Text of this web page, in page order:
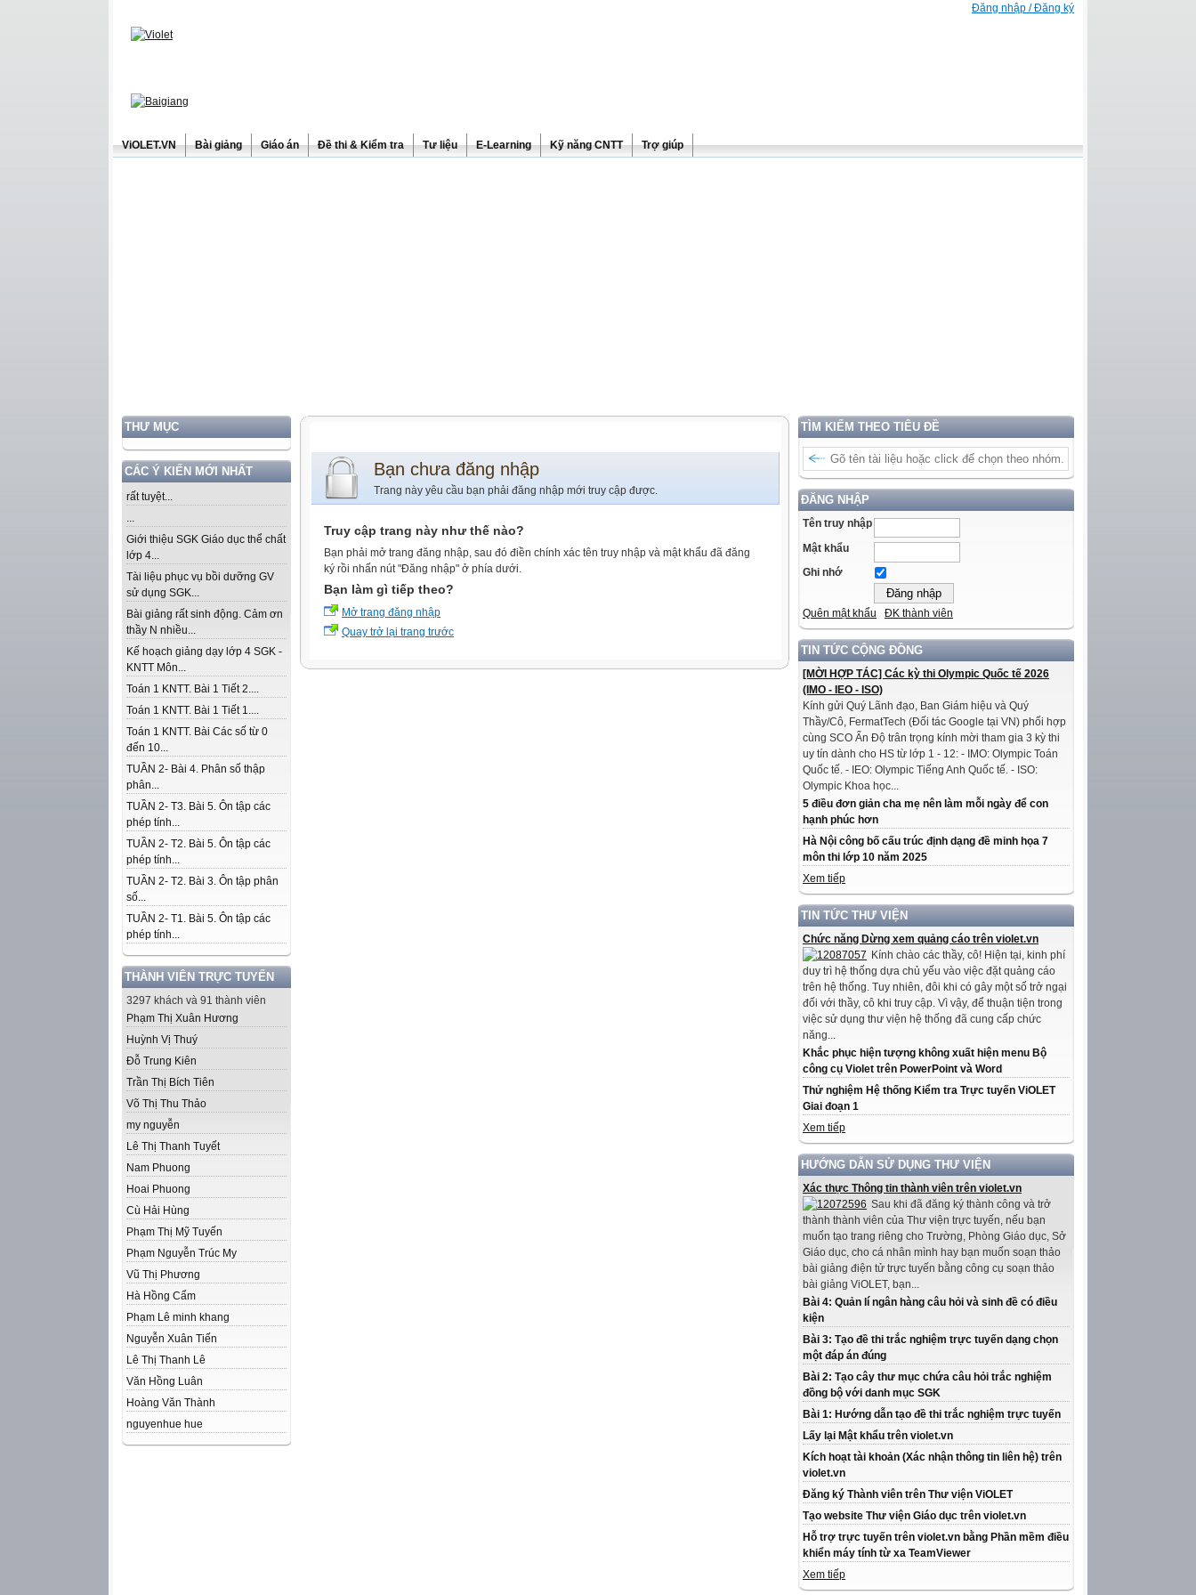
Đăng nhập / Đăng ký
ViOLET.VN Bài giảng Giáo án Đề thi & Kiểm tra Tư liệu E-Learning Kỹ năng CNTT Trợ giúp
THƯ MỤC
CÁC Ý KIẾN MỚI NHẤT
rất tuyệt...
...
Giới thiệu SGK Giáo dục thể chất
lớp 4...
Tài liệu phục vụ bồi dưỡng GV
sử dụng SGK...
Bài giảng rất sinh động. Cảm ơn
thầy N nhiều...
Kế hoạch giảng dạy lớp 4 SGK -
KNTT Môn...
Toán 1 KNTT. Bài 1 Tiết 2....
Toán 1 KNTT. Bài 1 Tiết 1....
Toán 1 KNTT. Bài Các số từ 0
đến 10...
TUẦN 2- Bài 4. Phân số thập
phân...
TUẦN 2- T3. Bài 5. Ôn tập các
phép tính...
TUẦN 2- T2. Bài 5. Ôn tập các
phép tính...
TUẦN 2- T2. Bài 3. Ôn tập phân
số...
TUẦN 2- T1. Bài 5. Ôn tập các
phép tính...
THÀNH VIÊN TRỰC TUYẾN
3297 khách và 91 thành viên
Phạm Thị Xuân Hương
Huỳnh Vị Thuý
Đỗ Trung Kiên
Trần Thị Bích Tiên
Võ Thị Thu Thảo
my nguyễn
Lê Thị Thanh Tuyết
Nam Phuong
Hoai Phuong
Cù Hải Hùng
Phạm Thị Mỹ Tuyến
Phạm Nguyễn Trúc My
Vũ Thị Phương
Hà Hồng Cẩm
Phạm Lê minh khang
Nguyễn Xuân Tiến
Lê Thị Thanh Lê
Văn Hồng Luân
Hoàng Văn Thành
nguyenhue hue
TÌM KIẾM THEO TIÊU ĐỀ
ĐĂNG NHẬP
Tên truy nhập
Mật khẩu
Ghi nhớ
Quên mật khẩu ĐK thành viên
TIN TỨC CỘNG ĐỒNG
[MỜI HỢP TÁC] Các kỳ thi Olympic Quốc tế 2026
(IMO - IEO - ISO)
Kính gửi Quý Lãnh đạo, Ban Giám hiệu và Quý
Thầy/Cô, FermatTech (Đối tác Google tại VN) phối hợp
cùng SCO Ấn Độ trân trọng kính mời tham gia 3 kỳ thi
uy tín dành cho HS từ lớp 1 - 12: - IMO: Olympic Toán
Quốc tế. - IEO: Olympic Tiếng Anh Quốc tế. - ISO:
Olympic Khoa học...
5 điều đơn giản cha mẹ nên làm mỗi ngày để con
hạnh phúc hơn
Hà Nội công bố cấu trúc định dạng đề minh họa 7
môn thi lớp 10 năm 2025
Xem tiếp
TIN TỨC THƯ VIỆN
Chức năng Dừng xem quảng cáo trên violet.vn
Kính chào các thầy, cô! Hiện tại, kinh phí
duy trì hệ thống dựa chủ yếu vào việc đặt quảng cáo
trên hệ thống. Tuy nhiên, đôi khi có gây một số trở ngại
đối với thầy, cô khi truy cập. Vì vậy, để thuận tiện trong
việc sử dụng thư viện hệ thống đã cung cấp chức
năng...
Khắc phục hiện tượng không xuất hiện menu Bộ
công cụ Violet trên PowerPoint và Word
Thử nghiệm Hệ thống Kiểm tra Trực tuyến ViOLET
Giai đoạn 1
Xem tiếp
HƯỚNG DẪN SỬ DỤNG THƯ VIỆN
Xác thực Thông tin thành viên trên violet.vn
Sau khi đã đăng ký thành công và trở
thành thành viên của Thư viện trực tuyến, nếu bạn
muốn tạo trang riêng cho Trường, Phòng Giáo dục, Sở
Giáo dục, cho cá nhân mình hay bạn muốn soạn thảo
bài giảng điện tử trực tuyến bằng công cụ soạn thảo
bài giảng ViOLET, bạn...
Bài 4: Quản lí ngân hàng câu hỏi và sinh đề có điều
kiện
Bài 3: Tạo đề thi trắc nghiệm trực tuyến dạng chọn
một đáp án đúng
Bài 2: Tạo cây thư mục chứa câu hỏi trắc nghiệm
đồng bộ với danh mục SGK
Bài 1: Hướng dẫn tạo đề thi trắc nghiệm trực tuyến
Lấy lại Mật khẩu trên violet.vn
Kích hoạt tài khoản (Xác nhận thông tin liên hệ) trên
violet.vn
Đăng ký Thành viên trên Thư viện ViOLET
Tạo website Thư viện Giáo dục trên violet.vn
Hỗ trợ trực tuyến trên violet.vn bằng Phần mềm điều
khiển máy tính từ xa TeamViewer
Xem tiếp
Bạn chưa đăng nhập
Trang này yêu cầu bạn phải đăng nhập mới truy cập được.
Truy cập trang này như thế nào?
Bạn phải mở trang đăng nhập, sau đó điền chính xác tên truy nhập và mật khẩu đã đăng
ký rồi nhấn nút "Đăng nhập" ở phía dưới.
Bạn làm gì tiếp theo?
Mở trang đăng nhập
Quay trở lại trang trước